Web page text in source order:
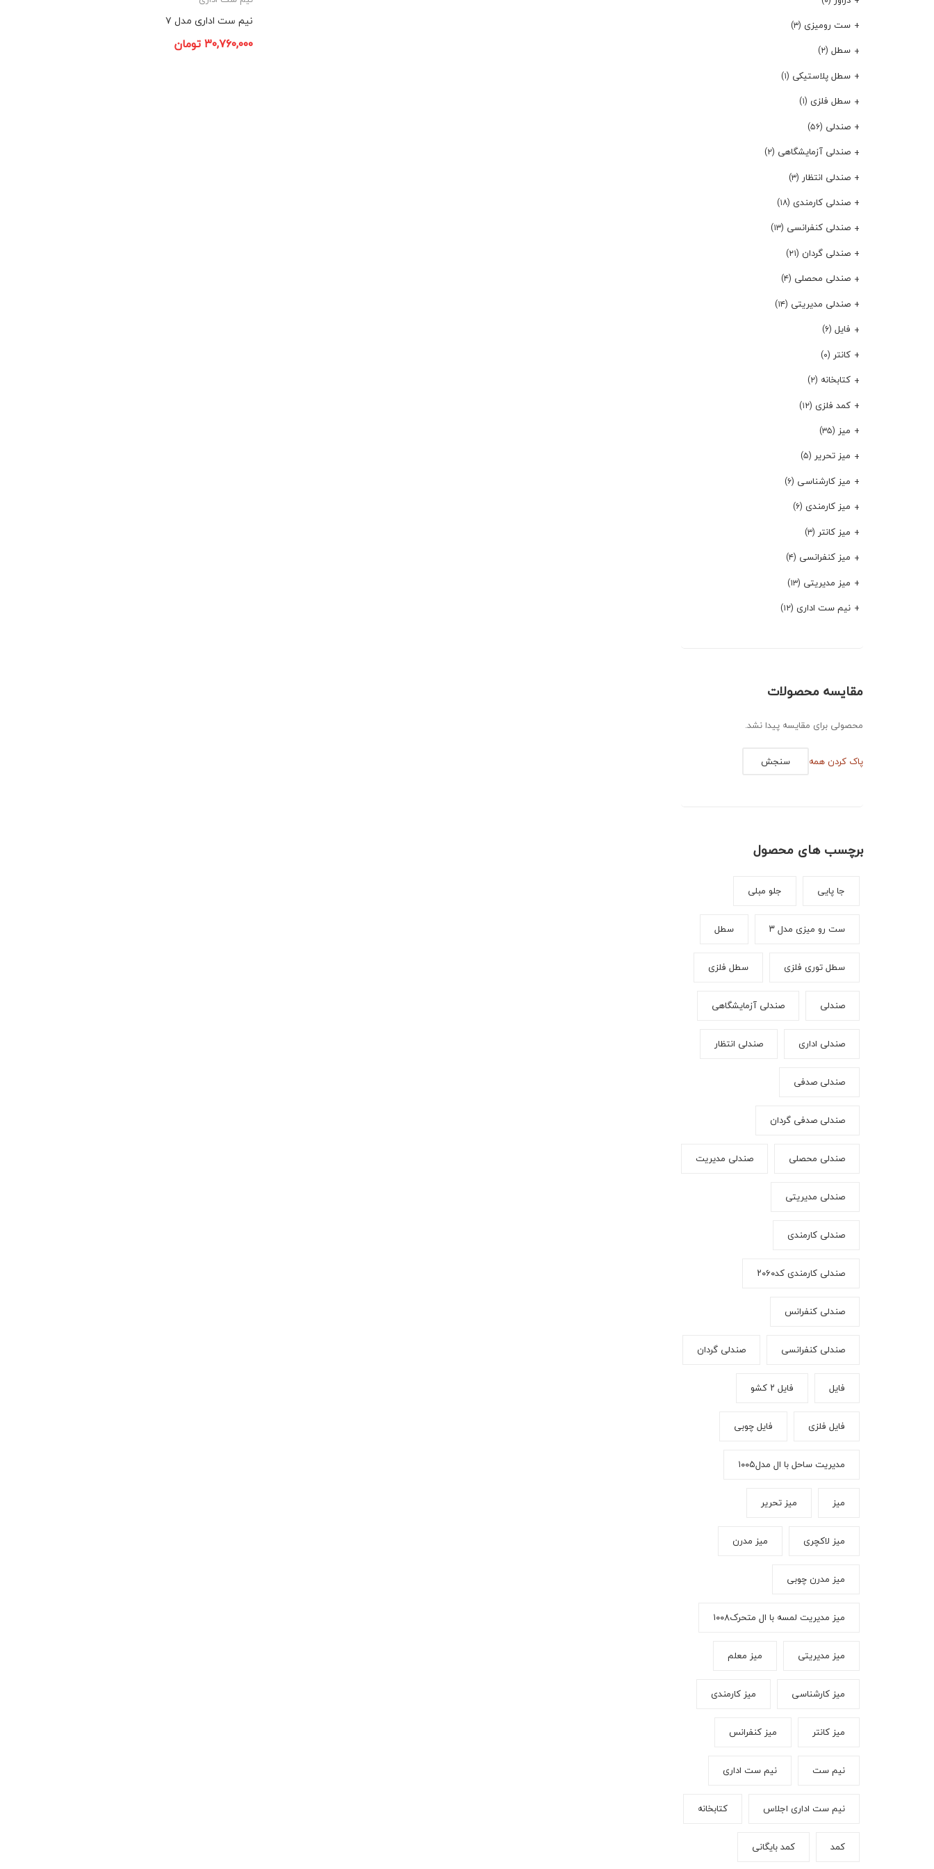
نیم ست اداری مدل ۷
۳۰,۷۶۰,۰۰۰تومان
ست رومیزی (۳)
سطل (۲)
سطل پلاستیکی (۱)
سطل فلزی (۱)
صندلی (۵۶)
صندلی آزمایشگاهی (۲)
صندلی انتظار (۳)
صندلی کارمندی (۱۸)
صندلی کنفرانسی (۱۳)
صندلی گردان (۲۱)
صندلی محصلی (۴)
صندلی مدیریتی (۱۴)
فایل (۶)
کانتر (۰)
کتابخانه (۲)
کمد فلزی (۱۲)
میز (۳۵)
میز تحریر (۵)
میز کارشناسی (۶)
میز کارمندی (۶)
میز کانتر (۳)
میز کنفرانسی (۴)
میز مدیریتی (۱۳)
نیم ست اداری (۱۲)
مقایسه محصولات
محصولی برای مقایسه پیدا نشد.
پاک کردن همه سنجش
برچسب های محصول
جا پایی جلو مبلی
ست رو میزی مدل ۳ سطل
سطل توری فلزی سطل فلزی
صندلی صندلی آزمایشگاهی
صندلی اداری صندلی انتظار
صندلی صدفی
صندلی صدفی گردان
صندلی محصلی صندلی مدیریت
صندلی مدیریتی
صندلی کارمندی
صندلی کارمندی کد۲۰۶۰
صندلی کنفرانس
صندلی کنفرانسی صندلی گردان
فایل فایل ۲ کشو
فایل فلزی فایل چوبی
مدیریت ساحل با ال مدل۱۰۰۵
میز میز تحریر
میز لاکچری میز مدرن
میز مدرن چوبی
میز مدیریت لمسه با ال متحرک۱۰۰۸
میز مدیریتی میز معلم
میز کارشناسی میز کارمندی
میز کانتر میز کنفرانس
نیم ست نیم ست اداری
نیم ست اداری اجلاس کتابخانه
کمد کمد بایگانی